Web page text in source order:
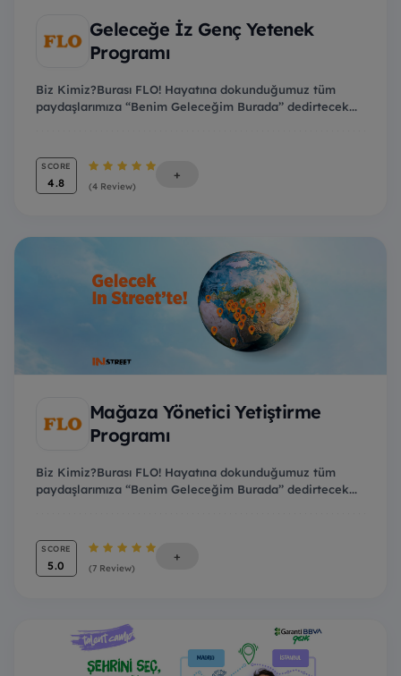
Geleceğe İz Genç Yetenek
Programı
Biz Kimiz?Burası FLO! Hayatına dokunduğumuz tüm
paydaşlarımıza “Benim Geleceğim Burada’’ dedirtecek...
SCORE
4.8 (4 Review)
+
Mağaza Yönetici Yetiştirme
Programı
Biz Kimiz?Burası FLO! Hayatına dokunduğumuz tüm
paydaşlarımıza “Benim Geleceğim Burada’’ dedirtecek...
SCORE
5.0 (7 Review)
+